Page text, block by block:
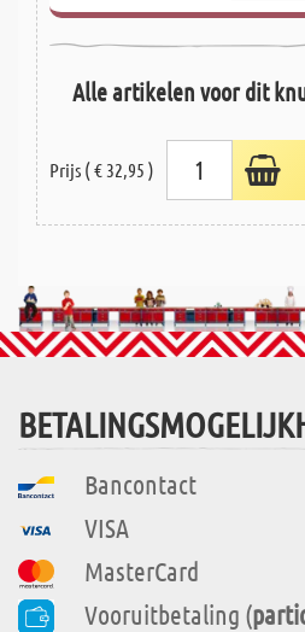
Alle artikelen voor dit
Prijs ( € 32,95 )
Bancontact
VISA
MasterCard
Vooruitbetaling (